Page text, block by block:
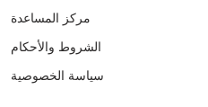
مركز المساعدة
الشروط والأحكام
سياسة الخصوصية